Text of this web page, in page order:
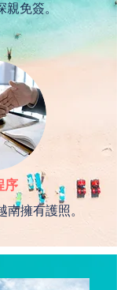
親免簽。
序
擁有護照。